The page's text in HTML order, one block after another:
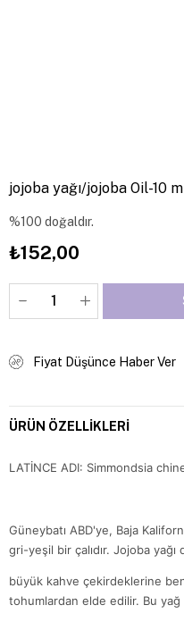
jojoba yağı/jojoba Oil-10
%100 doğaldır.
₺152,00
Fiyat Düşünce Haber Ver
ÜRÜN ÖZELLIKLERI
LATİNCE ADI: Simmondsia
Güneybatı ABD'ye, Baja
gri-yeşil bir çalıdır. Jojoba yağı
büyük kahve çekirdeklerine
tohumlardan elde edilir. Bu